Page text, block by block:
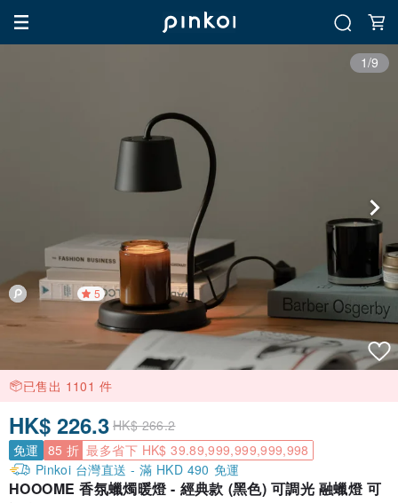
1/9
5
已售出 1101 件
HK$ 226.3 HK$ 266.2
免運 85 折 最多省下 HK$ 39.89,999,999,999,998
Pinkoi 台灣直送 - 滿 HKD 490 免運
HOOOME 香氛蠟燭暖燈 - 經典款 (黑色) 可調光 融蠟燈 可